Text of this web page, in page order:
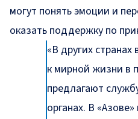
могут понять эмоции и
оказать поддержку по
«В других
к мирной жизни в
предлагают
органах. В